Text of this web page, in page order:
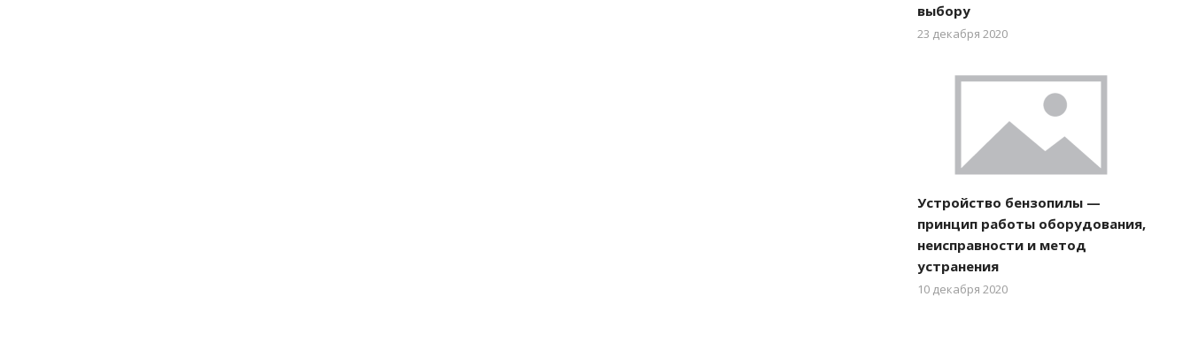
выбору
23 декабря 2020
Устройство бензопилы —
принцип работы оборудования,
неисправности и метод
устранения
10 декабря 2020